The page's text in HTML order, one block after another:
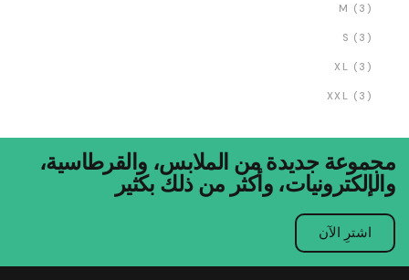
M (3)
S (3)
XL (3)
XXL (3)
مجموعة جديدة من الملابس، والقرطاسية،
والإلكترونيات، وأكثر من ذلك بكثير
اشترِ الآن